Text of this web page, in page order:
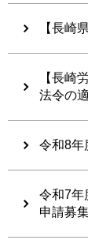
【長崎
【長崎
法令の
令和8年
令和7年
申請募